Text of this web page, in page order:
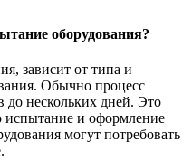
оборудования?
зависит от типа и
Обычно процесс
до нескольких дней. Это
испытание и оформление
могут потребовать